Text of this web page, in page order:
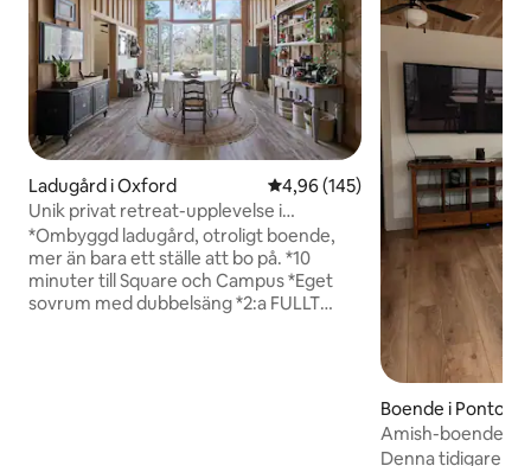
Ladugård i Oxford 4,96 av 5 i genomsnittligt
4,96 (145)
Unik privat retreat-upplevelse i
Barndominium
*Ombyggd ladugård, otroligt boende,
mer än bara ett ställe att bo på. *10
minuter till Square och Campus *Eget
sovrum med dubbelsäng *2:a FULLT
Boende i
Amish-boende
Denna tidigare